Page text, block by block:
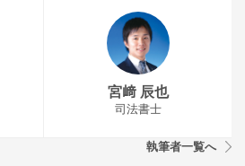
宮﨑 辰也
司法書士
執筆者一覧へ